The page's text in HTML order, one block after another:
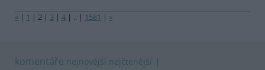
« | 1 | 2 | 3 | 4 | .. | 1581 | »
komentáře nejnovější nejčtenější